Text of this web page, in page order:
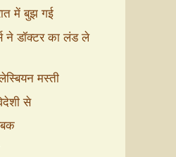
में बुझ गई
ने डॉक्टर का लंड ले
मस्ती
से